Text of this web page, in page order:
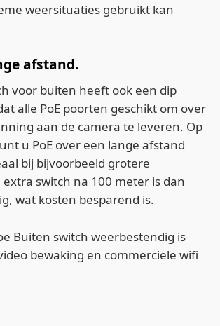
weersituaties gebruikt kan
afstand.
voor buiten heeft ook een dip
alle PoE poorten geschikt om over
aan de camera te leveren. Op
u PoE over een lange afstand
bij bijvoorbeeld grotere
switch na 100 meter is dan
wat kosten besparend is.
Buiten switch weerbestendig is
bewaking en commerciele wifi